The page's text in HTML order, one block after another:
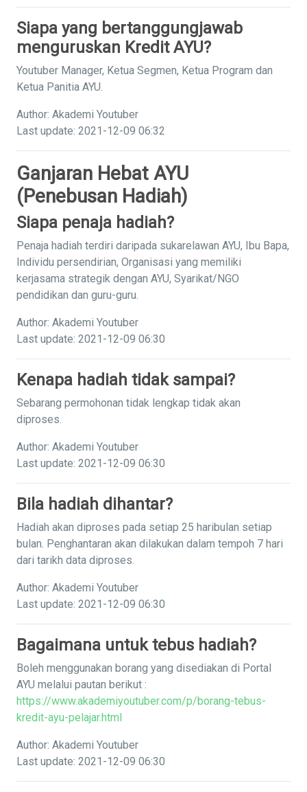
Siapa yang bertanggungjawab
menguruskan Kredit AYU?
Youtuber Manager, Ketua Segmen, Ketua Program dan
Ketua Panitia AYU.
Author: Akademi Youtuber
Last update: 2021-12-09 06:32
Ganjaran Hebat AYU
(Penebusan Hadiah)
Siapa penaja hadiah?
Penaja hadiah terdiri daripada sukarelawan AYU, Ibu Bapa,
Individu persendirian, Organisasi yang memiliki
kerjasama strategik dengan AYU, Syarikat/NGO
pendidikan dan guru-guru.
Author: Akademi Youtuber
Last update: 2021-12-09 06:30
Kenapa hadiah tidak sampai?
Sebarang permohonan tidak lengkap tidak akan
diproses.
Author: Akademi Youtuber
Last update: 2021-12-09 06:30
Bila hadiah dihantar?
Hadiah akan diproses pada setiap 25 haribulan setiap
bulan. Penghantaran akan dilakukan dalam tempoh 7 hari
dari tarikh data diproses.
Author: Akademi Youtuber
Last update: 2021-12-09 06:30
Bagaimana untuk tebus hadiah?
Boleh menggunakan borang yang disediakan di Portal
AYU melalui pautan berikut :
https://www.akademiyoutuber.com/p/borang-tebus-
kredit-ayu-pelajar.html
Author: Akademi Youtuber
Last update: 2021-12-09 06:30